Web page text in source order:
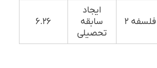
فلسفه ۲
ایجاد
سابقه
تحصیلی
۶.۲۶